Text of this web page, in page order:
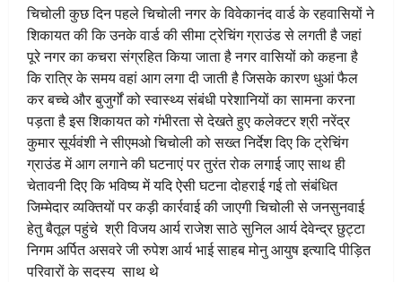
चिचोली कुछ दिन पहले चिचोली नगर के विवेकानंद वार्ड के रहवासियों ने
शिकायत की कि उनके वार्ड की सीमा ट्रेचिंग ग्राउंड से लगती है जहां
पूरे नगर का कचरा संग्रहित किया जाता है नगर वासियों को कहना है
कि रात्रि के समय वहां आग लगा दी जाती है जिसके कारण धुआं फैल
कर बच्चे और बुजुर्गों को स्वास्थ्य संबंधी परेशानियों का सामना करना
पड़ता है इस शिकायत को गंभीरता से देखते हुए कलेक्टर श्री नरेंद्र
कुमार सूर्यवंशी ने सीएमओ चिचोली को सख्त निर्देश दिए कि ट्रेचिंग
ग्राउंड में आग लगाने की घटनाएं पर तुरंत रोक लगाई जाए साथ ही
चेतावनी दिए कि भविष्य में यदि ऐसी घटना दोहराई गई तो संबंधित
जिम्मेदार व्यक्तियों पर कड़ी कार्रवाई की जाएगी चिचोली से जनसुनवाई
हेतु बैतूल पहुंचे श्री विजय आर्य राजेश साठे सुनिल आर्य देवेन्द्र छुट्टा
निगम अर्पित असवरे जी रुपेश आर्य भाई साहब मोनु आयुष इत्यादि पीड़ित
परिवारों के सदस्य साथ थे